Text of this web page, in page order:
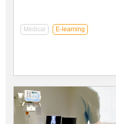
Médical E-learning